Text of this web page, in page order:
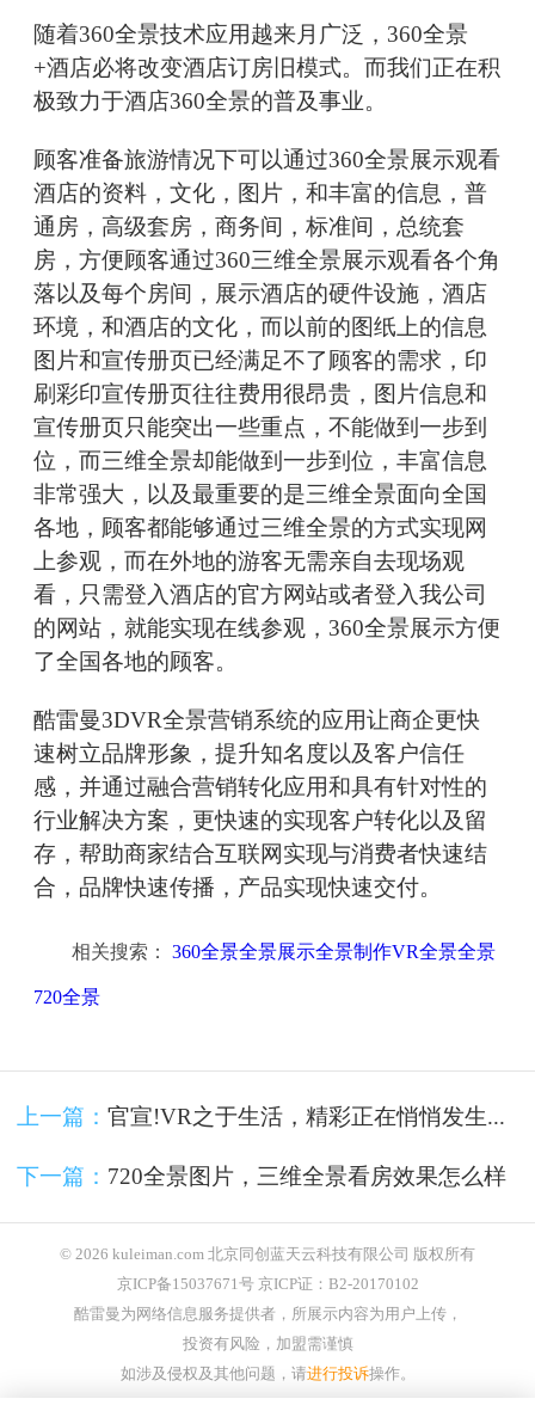
随着360全景技术应用越来月广泛，360全景
+酒店必将改变酒店订房旧模式。而我们正在积
极致力于酒店360全景的普及事业。
顾客准备旅游情况下可以通过360全景展示观看
酒店的资料，文化，图片，和丰富的信息，普
通房，高级套房，商务间，标准间，总统套
房，方便顾客通过360三维全景展示观看各个角
落以及每个房间，展示酒店的硬件设施，酒店
环境，和酒店的文化，而以前的图纸上的信息
图片和宣传册页已经满足不了顾客的需求，印
刷彩印宣传册页往往费用很昂贵，图片信息和
宣传册页只能突出一些重点，不能做到一步到
位，而三维全景却能做到一步到位，丰富信息
非常强大，以及最重要的是三维全景面向全国
各地，顾客都能够通过三维全景的方式实现网
上参观，而在外地的游客无需亲自去现场观
看，只需登入酒店的官方网站或者登入我公司
的网站，就能实现在线参观，360全景展示方便
了全国各地的顾客。
酷雷曼3DVR全景营销系统的应用让商企更快
速树立品牌形象，提升知名度以及客户信任
感，并通过融合营销转化应用和具有针对性的
行业解决方案，更快速的实现客户转化以及留
存，帮助商家结合互联网实现与消费者快速结
合，品牌快速传播，产品实现快速交付。
相关搜索： 360全景全景展示全景制作VR全景全景
720全景
上一篇： 官宣!VR之于生活，精彩正在悄悄发生...
下一篇： 720全景图片，三维全景看房效果怎么样
© 2026 kuleiman.com 北京同创蓝天云科技有限公司 版权所有
京ICP备15037671号 京ICP证：B2-20170102
酷雷曼为网络信息服务提供者，所展示内容为用户上传，
投资有风险，加盟需谨慎
如涉及侵权及其他问题，请进行投诉操作。